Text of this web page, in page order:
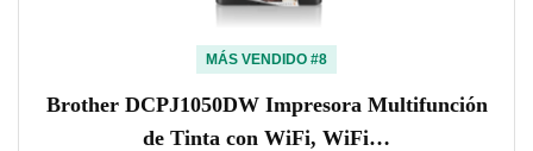
MÁS VENDIDO #8
Brother DCPJ1050DW Impresora Multifunción
de Tinta con WiFi, WiFi…